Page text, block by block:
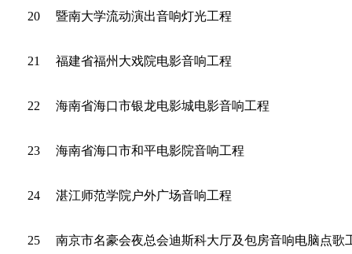
20 暨南大学流动演出音响灯光工程
21 福建省福州大戏院电影音响工程
22 海南省海口市银龙电影城电影音响工程
23 海南省海口市和平电影院音响工程
24 湛江师范学院户外广场音响工程
25 南京市名豪会夜总会迪斯科大厅及包房音响电脑点歌